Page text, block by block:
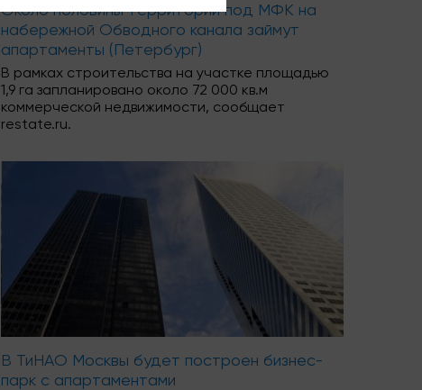
Около половины территории под МФК на
набережной Обводного канала займут
апартаменты (Петербург)
В рамках строительства на участке площадью
1,9 га запланировано около 72 000 кв.м
коммерческой недвижимости, сообщает
restate.ru.
В ТиНАО Москвы будет построен бизнес-
парк с апартаментами